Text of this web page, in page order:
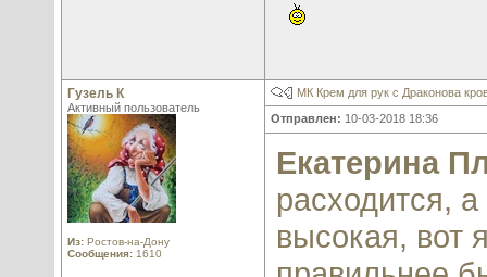
Гузель К
Активный пользователь
Из: Ростов-на-Дону
Сообщения: 1610
МК Крем для рук с Драконова
Отправлен: 10-03-2018 18:36
Екатерина
расходится,
высокая, вот